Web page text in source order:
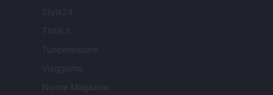
Style24
Think.it
Tuobenessere
Viaggiamo
Nonne Magazine